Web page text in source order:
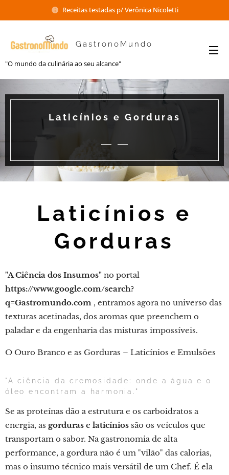
Receitas testadas p/ Verônica Nicoletti
GastronoMundo
"O mundo da culinária ao seu alcance"
Laticínios e Gorduras
Laticínios e
Gorduras
"A Ciência dos Insumos" no portal
https://www.google.com/search?
q=Gastromundo.com , entramos agora no universo das
texturas acetinadas, dos aromas que preenchem o
paladar e da engenharia das misturas impossíveis.
O Ouro Branco e as Gorduras – Laticínios e Emulsões
"A ciência da cremosidade: onde a água e o
óleo encontram a harmonia."
Se as proteínas dão a estrutura e os carboidratos a
energia, as gorduras e laticínios são os veículos que
transportam o sabor. Na gastronomia de alta
performance, a gordura não é um "vilão" das calorias,
mas o insumo técnico mais versátil de um Chef. É ela